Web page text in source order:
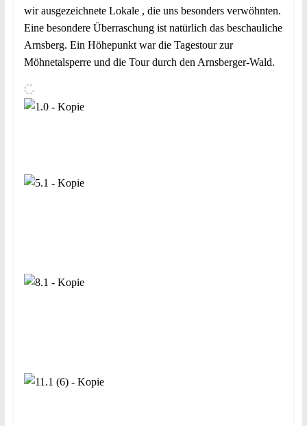
wir ausgezeichnete Lokale , die uns besonders verwöhnten.
Eine besondere Überraschung ist natürlich das beschauliche
Arnsberg. Ein Höhepunkt war die Tagestour zur
Möhnetalsperre und die Tour durch den Arnsberger-Wald.